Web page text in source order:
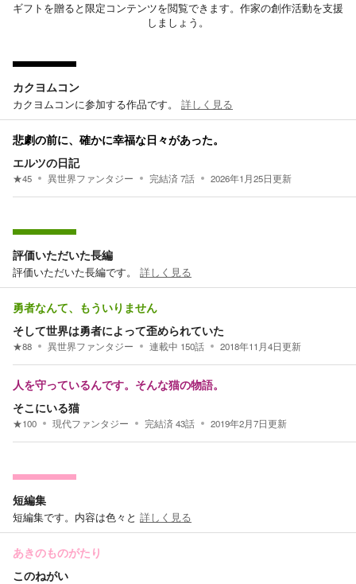
ギフトを贈ると限定コンテンツを閲覧できます。作家の創作活動を支援
しましょう。
カクヨムコン
カクヨムコンに参加する作品です。 詳しく見る
悲劇の前に、確かに幸福な日々があった。
エルツの日記
★45 異世界ファンタジー 完結済7話 2026年1月25日更新
評価いただいた長編
評価いただいた長編です。 詳しく見る
勇者なんて、もういりません
そして世界は勇者によって歪められていた
★88 異世界ファンタジー 連載中 150話 2018年11月4日更新
人を守っているんです。そんな猫の物語。
そこにいる猫
★100 現代ファンタジー 完結済43話 2019年2月7日更新
短編集
短編集です。内容は色々と 詳しく見る
あきのものがたり
このねがい